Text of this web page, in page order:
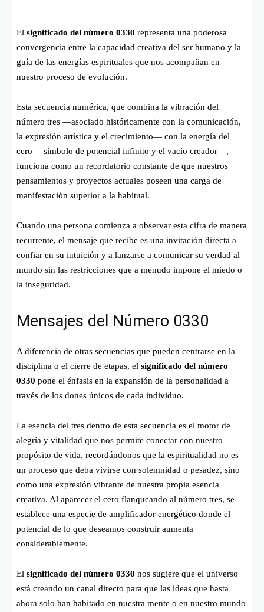
El significado del número 0330 representa una poderosa
convergencia entre la capacidad creativa del ser humano y la
guía de las energías espirituales que nos acompañan en
nuestro proceso de evolución.
Esta secuencia numérica, que combina la vibración del
número tres —asociado históricamente con la comunicación,
la expresión artística y el crecimiento— con la energía del
cero —símbolo de potencial infinito y el vacío creador—,
funciona como un recordatorio constante de que nuestros
pensamientos y proyectos actuales poseen una carga de
manifestación superior a la habitual.
Cuando una persona comienza a observar esta cifra de manera
recurrente, el mensaje que recibe es una invitación directa a
confiar en su intuición y a lanzarse a comunicar su verdad al
mundo sin las restricciones que a menudo impone el miedo o
la inseguridad.
Mensajes del Número 0330
A diferencia de otras secuencias que pueden centrarse en la
disciplina o el cierre de etapas, el significado del número
0330 pone el énfasis en la expansión de la personalidad a
través de los dones únicos de cada individuo.
La esencia del tres dentro de esta secuencia es el motor de
alegría y vitalidad que nos permite conectar con nuestro
propósito de vida, recordándonos que la espiritualidad no es
un proceso que deba vivirse con solemnidad o pesadez, sino
como una expresión vibrante de nuestra propia esencia
creativa. Al aparecer el cero flanqueando al número tres, se
establece una especie de amplificador energético donde el
potencial de lo que deseamos construir aumenta
considerablemente.
El significado del número 0330 nos sugiere que el universo
está creando un canal directo para que las ideas que hasta
ahora solo han habitado en nuestra mente o en nuestro mundo